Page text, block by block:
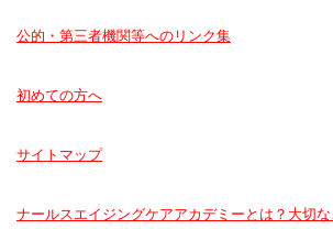
公的・第三者機関等へのリンク集
初めての方へ
サイトマップ
ナールスエイジングケアアカデミーとは？大切